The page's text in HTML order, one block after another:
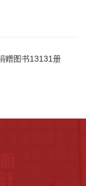
赠图书13131册